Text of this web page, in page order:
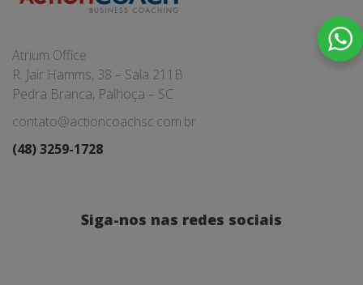
Atrium Office
R. Jair Hamms, 38 – Sala 211B
Pedra Branca, Palhoça – SC
contato@actioncoachsc.com.br
(48) 3259-1728
Siga-nos nas redes sociais